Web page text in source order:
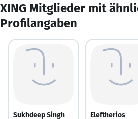
XING Mitglieder mit
Profilangaben
Sukhdeep Singh
Eleftherios